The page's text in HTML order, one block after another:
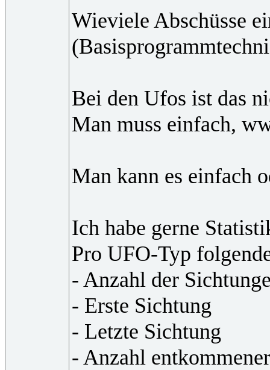
Wieviele Abschüsse
Bei den Ufos ist das
Man muss einfach,
Man kann es einfach
Ich habe gerne
Pro UFO-Typ
- Anzahl der
- Erste Sichtung
- Letzte Sichtung
- Anzahl entkommener